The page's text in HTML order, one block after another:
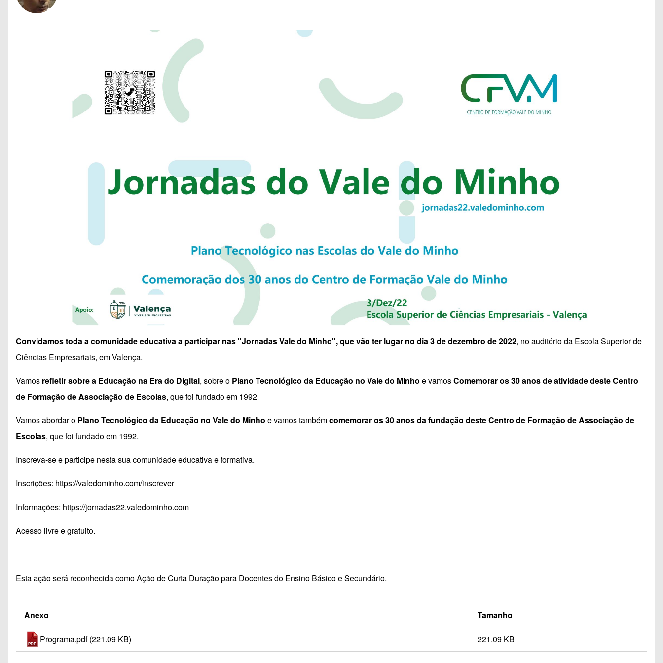
Convidamos toda a comunidade educativa a participar nas "Jornadas Vale do Minho", que vão ter lugar no dia 3 de dezembro de 2022, no auditório da Escola Superior de
Ciências Empresariais, em Valença.
Vamos refletir sobre a Educação na Era do Digital, sobre o Plano Tecnológico da Educação no Vale do Minho e vamosComemorar os 30 anos de atividade deste Centro
de Formação de Associação de Escolas, que foi fundado em 1992.
Vamos abordar o Plano Tecnológico da Educação no Vale do Minho e vamos tambémcomemorar os 30 anos da fundação deste Centro de Formação de Associação de
Escolas, que foi fundado em 1992.
Inscreva-se e participe nesta sua comunidade educativa e formativa.
Inscrições: https://valedominho.com/inscrever
Informações: https://jornadas22.valedominho.com
Acesso livre e gratuito.
Esta ação será reconhecida como Ação de Curta Duração para Docentes do Ensino Básico e Secundário.
Anexo Tamanho
Programa.pdf (221.09 KB) 221.09 KB